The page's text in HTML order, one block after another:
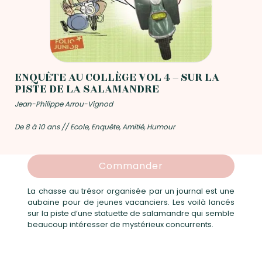
ENQUÊTE AU COLLÈGE VOL 4 – SUR LA
PISTE DE LA SALAMANDRE
Jean-Philippe Arrou-Vignod
De 8 à 10 ans // Ecole, Enquête, Amitié, Humour
Commander
La chasse au trésor organisée par un journal est une
aubaine pour de jeunes vacanciers. Les voilà lancés
sur la piste d’une statuette de salamandre qui semble
beaucoup intéresser de mystérieux concurrents.